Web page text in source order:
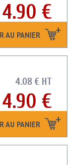
4.90 €
AU PANIER
4.08 € HT
4.90 €
AU PANIER